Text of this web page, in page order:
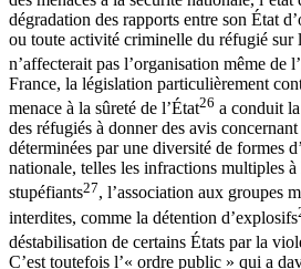
dégradation des rapports entre son État
ou toute activité criminelle du réfugié sur
n’affecterait pas l’organisation même de
France, la législation particulièrement
menace à la sûreté de l’État26 a conduit
des réfugiés à donner des avis
déterminées par une diversité de formes
nationale, telles les infractions multiples
stupéfiants27, l’association aux groupes
interdites, comme la détention d’explosifs
déstabilisation de certains États par la
C’est toutefois l’« ordre public » qui a